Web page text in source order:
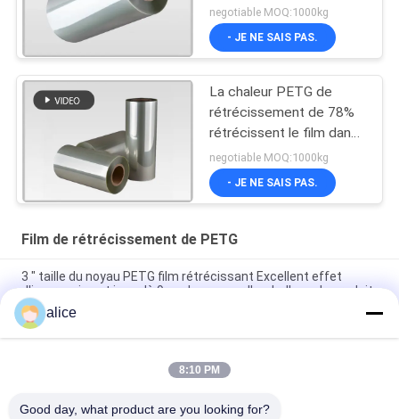
negotiable MOQ:1000kg
- JE NE SAIS PAS.
La chaleur PETG de
rétrécissement de 78%
rétrécissent le film dans
le label rétrécissable de
douille
negotiable MOQ:1000kg
- JE NE SAIS PAS.
Film de rétrécissement de PETG
3 " taille du noyau PETG film rétrécissant Excellent effet
d'impression et jusqu'à 9 couleurs pour l'emballage du produit
films de polyester 40mic rétrécissables transparents pour
imprimer des labels de bouteille
Film rétractable PETG flexible : matériau PET parfait pour
alice
8:10 PM
Good day, what product are you looking for?